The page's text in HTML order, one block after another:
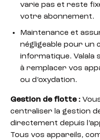
varie pas et reste
votre abonnement.
Maintenance et
négligeable pour un
informatique. Valala
à remplacer vos
ou d’oxydation.
Gestion de flotte :
centraliser la gestion
directement depuis
Tous vos appareils,